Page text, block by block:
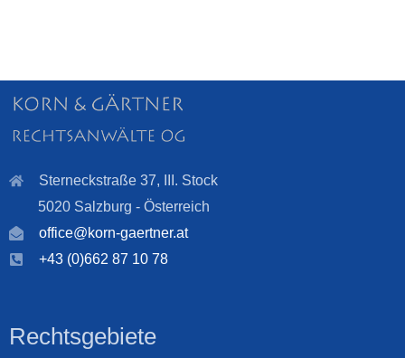
Sterneckstraße 37, III. Stock
5020 Salzburg - Österreich
office@korn-gaertner.at
+43 (0)662 87 10 78
Rechtsgebiete